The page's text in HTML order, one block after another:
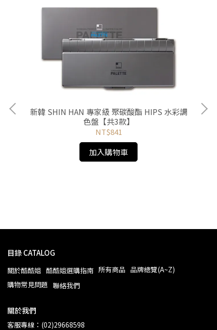
新韓 SHIN HAN 專家級 聚碳酸酯 HIPS 水彩調
色盤【共3款】
NT$841
加入購物車
目錄 CATALOG
關於酷酷姐 酷酷姐選購指南 所有商品 品牌總覽(A~Z)
購物常見問題 聯絡我們
關於我們
客服專線：(02)29668598